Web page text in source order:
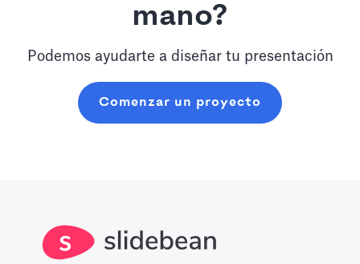
mano?
Podemos ayudarte a diseñar tu presentación
Comenzar un proyecto